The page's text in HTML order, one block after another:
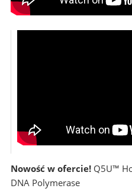
Nowość w ofercie! Q5U™
DNA Polymerase